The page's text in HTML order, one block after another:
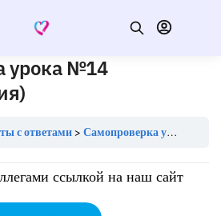
урока №14
с ответами Самопроверка урока №14 (нейрохирургия)
ссылкой на наш сайт